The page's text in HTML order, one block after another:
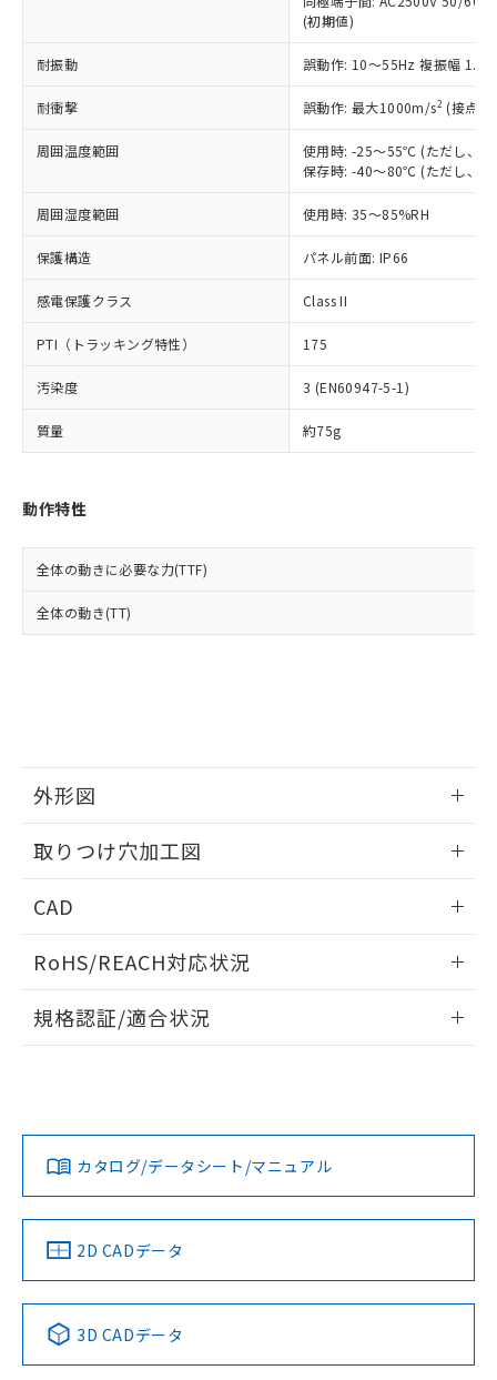
(初期値)
耐振動 誤動作: 10～55Hz 複振幅
耐衝撃 誤動作: 最大1000m/s2 (接点
周囲温度範囲
使用時: -25～55℃ (ただし、氷
保存時: -40～80℃ (ただし、氷
周囲湿度範囲 使用時: 35～85%RH
保護構造 パネル前面: IP66
感電保護クラス Class II
PTI（トラッキング特性） 175
汚染度 3 (EN60947-5-1)
質量 約75g
動作特性
全体の動きに必要な力(TTF)
全体の動き(TT)
外形図
取りつけ穴加工図
CAD
ドすることができます。
ログイン/会員登録
ダウンロードデータをご利用いただく前に、以下を必ずお読
みください。
ソフトウェアの使用条件
RoHS/REACH対応状況
EU RoHS 注意事項・凡例
対応済み
中国 RoHS 注意事項・凡例
Pb Hg Cd Cr(VI)
規格認証/適合状況
カタログ/データシート/マニュアル
2D CADデータ
3D CADデータ
在庫状況および標準価格照会結果は、
記載している更新日時点での社内デー
タに基づき作成されるものであり、閲
覧された時点での実際の在庫および標
準価格とは異なる場合があることをご
正式な納期状況および標準価格はお客
様のお取引先、またはお客様担当のオ
ムロン制御機器販売店・当社販売員に
オムロン制御機器販売店や当社販売拠
販売ネットワーク
」をご確認
在庫状況および標準価格結果を当社の
事前の承諾なく第三者に漏洩または開
示しないようお願いします。
マイパーツ機能（部品リスト作成サー
ビス）をご利用いただくには、I-Web
メンバーズにご登録されている必要が
あります。
品・サービスに関するお客様との取
引・商談に必要な範囲で利用すること
※当社の共同利用者とは、
の共同利用に関して"
の「1.共同利
鉛(Pb) 1000ppm以下、 水銀(Hg) 1000ppm以下、 カド
類(PBB) 1000ppm以下、ポリ臭化ジフェニルエーテル類
(PBDE) 1000ppm以下、フタル酸ビス(2-エチルヘキシ
ル) (DEHP)(別名：DOP) 1000ppm以下、フタル酸ブチ
ルベンジル（BBP） 1000ppm以下、フタル酸ジブチル
（DBP） 1000ppm以下、フタル酸ジイソブチル
但し、RoHS指令で産業用監視および制御機器に対する
図的な使用がないことを確認しています。
部品在庫の切り替え状況などにより、予定
月が前後することがあります。
とができます。
EU RoHS指令（10物質）の非含有証明書
51物質の非含有証明書（当社基準）
荷製品に未対応品が混在することから備考
欄に対応日を記載しておりました。
既に当社にて対応品への在庫切替を完了
していることから、特段のことがない限
り、2022年1月12日より割愛しておりま
*中国RoHS10物質の基準値 (GB/T26572)：
Pb(鉛) :1000ppm、 Hg(水銀) : 1000ppm、 Cd(カドミウ
Cr(Ⅵ)(六価クロム) : 1000ppm、 PBBs(ポリ臭化ビフェ
ニル類) : 1000ppm、 PBDEs(ポリ臭化ジフェニルエーテ
ル類) : 1000ppm、
DBP(フタル酸ジブチル) : 1000ppm、 DIBP(フタル酸ジ
イソブチル) : 1000ppm、 BBP(フタル酸ブチルベンジ
DEHP(フタル酸ビス(2-エチルヘキシル)) : 1000ppm
「ｅ」：有害物質（10物質）のすべてが基
準値以下であることを示します。
「10」：通常の使用状況下において有害物
質が外部に漏えいし、環境に深刻な影響を
及ぼさない年数を意味します。
「－」：未確認です。当社販売部門へお問
（以下｢規制貨物等」という）を輸出
または国外への提供する場合は、日本
国政府の輸出許可(または役務取引許
可)を取得するなどの必要な手続きを
当社は規制貨物を破棄する場合は、完
全に破砕するなど、違法に輸出されな
いよう必要な手段を講じます。
当社は貴社製品を、核兵器、ミサイ
ル、化学兵器、生物兵器またはその他
武器並びにこれらの製造装置等に一切
当社は、貴社製品を第三者に販売する
場合は、上記1、2および3の内容を当
該第三者に通知します。また当社は、
販売先および販売に係わる関係者が違
法に輸出するおそれがある場合は、取
り引きをいたしません。
合意する
一定数以上の在庫あり
一定数には満たないが在庫あり
在庫なし(最新の在庫状況につ
いては、お客様のお取引先、ま
たはお客様担当のオムロン制御
機器販売店・当社販売員にご確
認ください)
受注生産機種、また在庫状況の
情報を公開していない機種